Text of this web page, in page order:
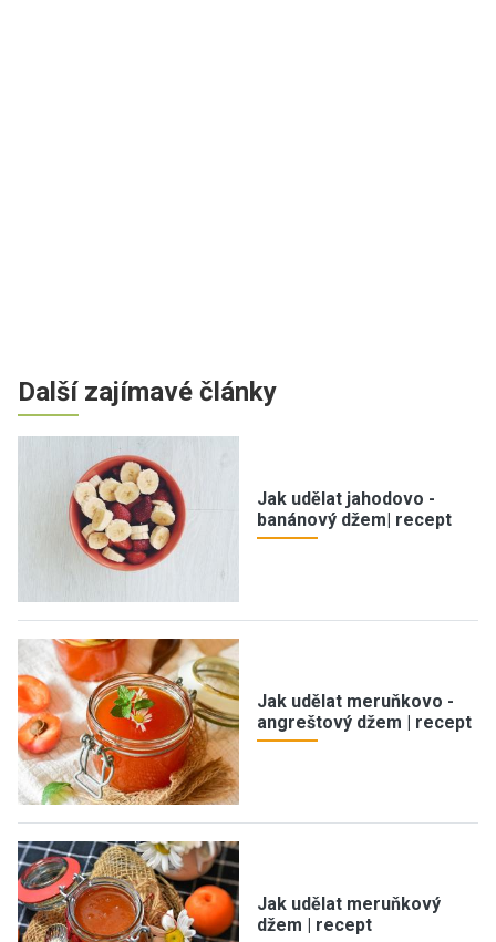
Další zajímavé články
Jak udělat jahodovo -
banánový džem| recept
Jak udělat meruňkovo -
angreštový džem | recept
Jak udělat meruňkový
džem | recept